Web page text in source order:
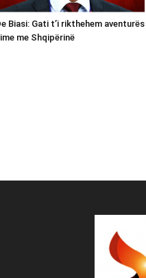
Biasi: Gati t’i rikthehem aventurës
me Shqipërinë